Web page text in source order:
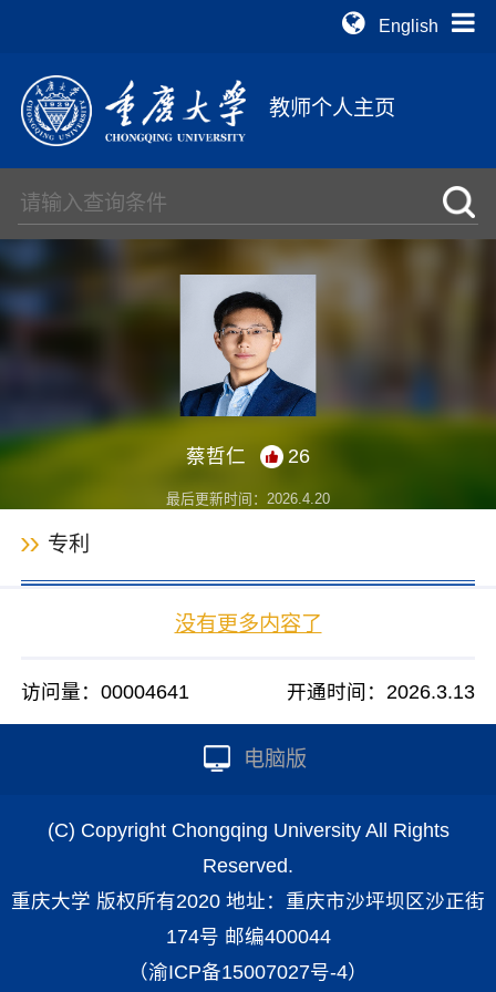
English
教师个人主页
蔡哲仁 26
最后更新时间： 2026.4.20
专利
没有更多内容了
访问量：00004641 开通时间： 2026.3.13
电脑版
(C) Copyright Chongqing University All Rights
Reserved.
重庆大学 版权所有2020 地址：重庆市沙坪坝区沙正街
174号 邮编400044
（渝ICP备15007027号-4）